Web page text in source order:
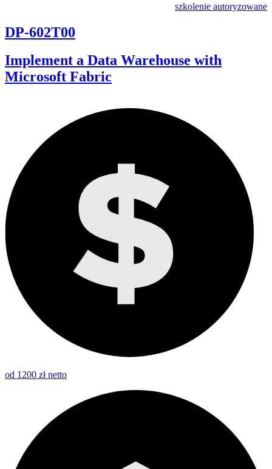
szkolenie autoryzowane
DP-602T00
Implement a Data Warehouse with
Microsoft Fabric
od 1200 zł netto